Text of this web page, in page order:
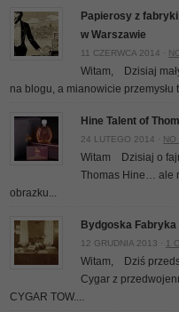
Papierosy z
w Warszawie
11 CZERWCA 2014 ·
Witam, Dzisiaj
na blogu, a mianowicie
Hine Talent of
24 LUTEGO 2014 · NO
Witam Dzisiaj o
Thomas Hine… ale
obrazku...
Bydgoska
12 GRUDNIA 2013 · 1
Witam, Dziś
Cygar z
CYGAR TOW....